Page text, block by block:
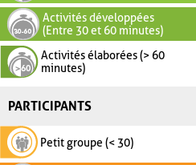
Activités développées
(Entre 30 et 60 minutes)
Activités élaborées (> 60
minutes)
PARTICIPANTS
Petit groupe (< 30)